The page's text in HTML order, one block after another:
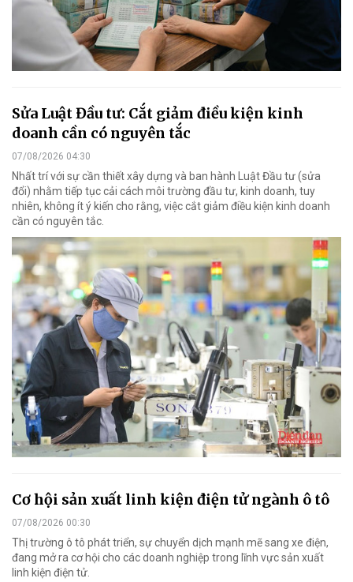
Sửa Luật Đầu tư: Cắt giảm điều kiện kinh
doanh cần có nguyên tắc
07/08/2026 04:30
Nhất trí với sự cần thiết xây dựng và ban hành Luật Đầu tư (sửa
đổi) nhằm tiếp tục cải cách môi trường đầu tư, kinh doanh, tuy
nhiên, không ít ý kiến cho rằng, việc cắt giảm điều kiện kinh doanh
cần có nguyên tắc.
Cơ hội sản xuất linh kiện điện tử ngành ô tô
07/08/2026 00:30
Thị trường ô tô phát triển, sự chuyển dịch mạnh mẽ sang xe điện,
đang mở ra cơ hội cho các doanh nghiệp trong lĩnh vực sản xuất
linh kiện điện tử.